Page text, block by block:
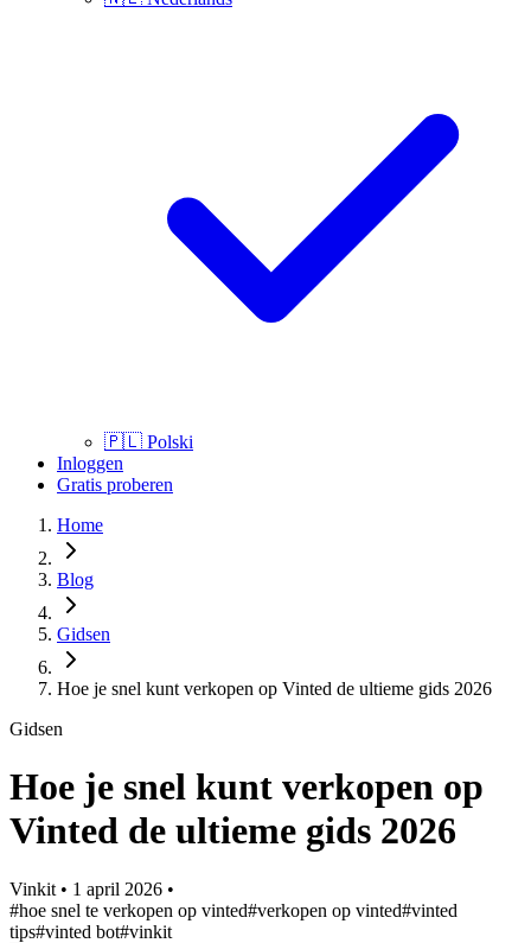
🇵🇱 Polski
Inloggen
Gratis proberen
Home
Blog
Gidsen
Hoe je snel kunt verkopen op Vinted de ultieme gids 2026
Gidsen
Hoe je snel kunt verkopen op
Vinted de ultieme gids 2026
Vinkit • 1 april 2026 •
#hoe snel te verkopen op vinted#verkopen op vinted#vinted
tips#vinted bot#vinkit